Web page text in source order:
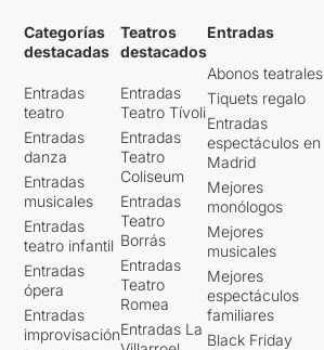
Categorías
destacadas
Entradas
teatro
Entradas
danza
Entradas
musicales
Entradas
teatro infantil
Entradas
ópera
Entradas
improvisación
Teatros
destacados
Entradas
Teatro Tívoli
Entradas
Teatro
Coliseum
Entradas
Teatro
Borrás
Entradas
Teatro
Romea
Entradas La
Entradas
Abonos teatrales
Tiquets regalo
Entradas
espectáculos en
Madrid
Mejores
monólogos
Mejores
musicales
Mejores
espectáculos
familiares
Black Friday